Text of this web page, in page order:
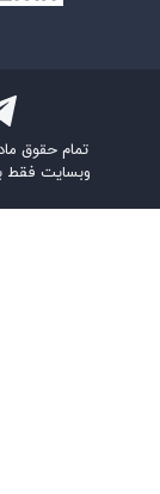
تمام حقوق
وبسایت فقط